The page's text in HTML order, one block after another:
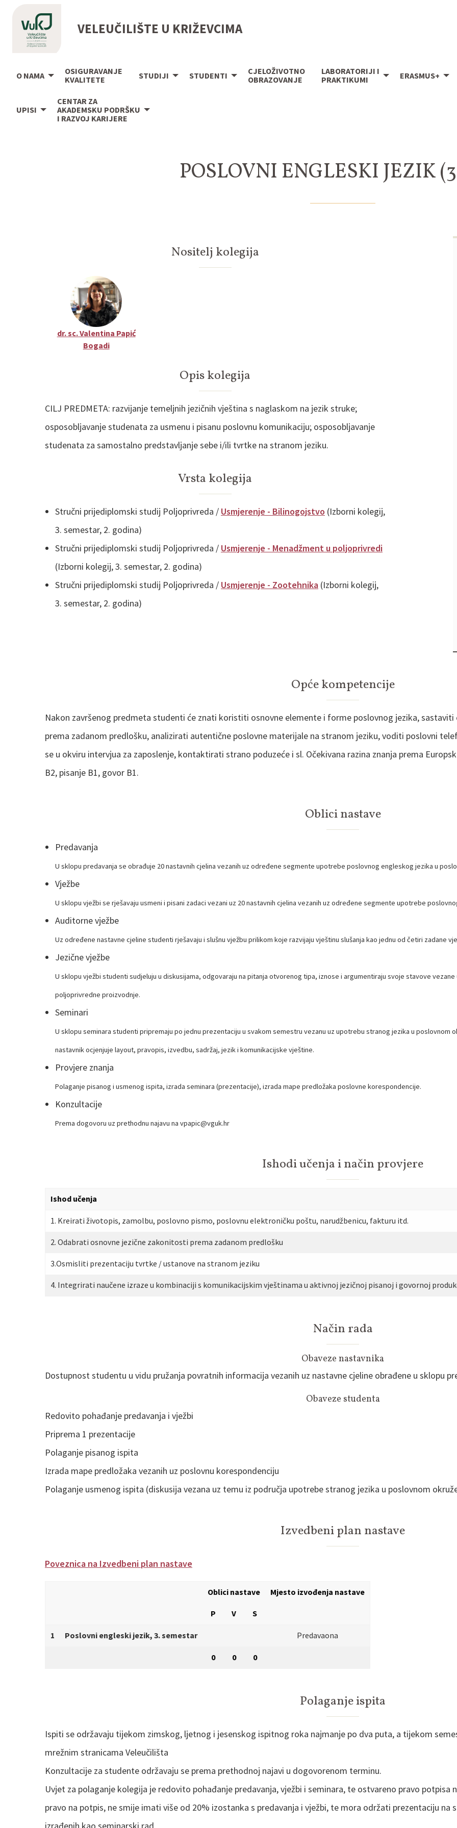
VELEUČILIŠTE U KRIŽEVCIMA
O NAMA
OSIGURAVANJE
KVALITETE
STUDIJI STUDENTI
CJELOŽIVOTNO
OBRAZOVANJE
LABORATORIJI I
PRAKTIKUMI
ERASMUS+
UPISI
CENTAR ZA
AKADEMSKU PODRŠKU
I RAZVOJ KARIJERE
POSLOVNI ENGLESKI JEZIK
Nositelj kolegija
dr. sc. Valentina Papić
Bogadi
Opis kolegija
CILJ PREDMETA: razvijanje temeljnih jezičnih vještina s naglaskom na jezik struke;
osposobljavanje studenata za usmenu i pisanu poslovnu komunikaciju; osposobljavanje
studenata za samostalno predstavljanje sebe i/ili tvrtke na stranom jeziku.
Vrsta kolegija
Stručni prijediplomski studij Poljoprivreda / Usmjerenje - Bilinogojstvo (Izborni kolegij,
3. semestar, 2. godina)
Stručni prijediplomski studij Poljoprivreda / Usmjerenje - Menadžment u poljoprivredi
(Izborni kolegij, 3. semestar, 2. godina)
Stručni prijediplomski studij Poljoprivreda / Usmjerenje - Zootehnika (Izborni kolegij,
3. semestar, 2. godina)
Opće kompetencije
Nakon završenog predmeta studenti će znati koristiti osnovne elemente i forme poslovnog jezika,
prema zadanom predlošku, analizirati autentične poslovne materijale na stranom jeziku, voditi poslovni
se u okviru intervjua za zaposlenje, kontaktirati strano poduzeće i sl. Očekivana razina znanja prema
B2, pisanje B1, govor B1.
Oblici nastave
Predavanja
U sklopu predavanja se obrađuje 20 nastavnih cjelina vezanih uz određene segmente upotrebe poslovnog engleskog jezika u
Vježbe
U sklopu vježbi se rješavaju usmeni i pisani zadaci vezani uz 20 nastavnih cjelina vezanih uz određene segmente upotrebe
Auditorne vježbe
Uz određene nastavne cjeline studenti rješavaju i slušnu vježbu prilikom koje razvijaju vještinu slušanja kao jednu od četiri zadane
Jezične vježbe
U sklopu vježbi studenti sudjeluju u diskusijama, odgovaraju na pitanja otvorenog tipa, iznose i argumentiraju svoje stavove
poljoprivredne proizvodnje.
Seminari
U sklopu seminara studenti pripremaju po jednu prezentaciju u svakom semestru vezanu uz upotrebu stranog jezika u poslovnom
nastavnik ocjenjuje layout, pravopis, izvedbu, sadržaj, jezik i komunikacijske vještine.
Provjere znanja
Polaganje pisanog i usmenog ispita, izrada seminara (prezentacije), izrada mape predložaka poslovne korespondencije.
Konzultacije
Prema dogovoru uz prethodnu najavu na vpapic@vguk.hr
Ishodi učenja i način provjere
Ishod učenja
1. Kreirati životopis, zamolbu, poslovno pismo, poslovnu elektroničku poštu, narudžbenicu, fakturu itd.
2. Odabrati osnovne jezične zakonitosti prema zadanom predlošku
3.Osmisliti prezentaciju tvrtke / ustanove na stranom jeziku
4. Integrirati naučene izraze u kombinaciji s komunikacijskim vještinama u aktivnoj jezičnoj pisanoj i govornoj
Način rada
Obaveze nastavnika
Dostupnost studentu u vidu pružanja povratnih informacija vezanih uz nastavne cjeline obrađene u sklopu
Obaveze studenta
Redovito pohađanje predavanja i vježbi
Priprema 1 prezentacije
Polaganje pisanog ispita
Izrada mape predložaka vezanih uz poslovnu korespondenciju
Polaganje usmenog ispita (diskusija vezana uz temu iz područja upotrebe stranog jezika u poslovnom
Izvedbeni plan nastave
Poveznica na Izvedbeni plan nastave
Oblici nastave Mjesto izvođenja nastave
P V S
1 Poslovni engleski jezik, 3. semestar Predavaona
0 0 0
Polaganje ispita
Ispiti se održavaju tijekom zimskog, ljetnog i jesenskog ispitnog roka najmanje po dva puta, a tijekom
mrežnim stranicama Veleučilišta
Konzultacije za studente održavaju se prema prethodnoj najavi u dogovorenom terminu.
Uvjet za polaganje kolegija je redovito pohađanje predavanja, vježbi i seminara, te ostvareno pravo
pravo na potpis, ne smije imati više od 20% izostanka s predavanja i vježbi, te mora održati prezentaciju